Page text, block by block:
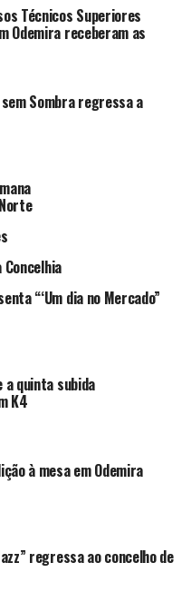
Técnicos Superiores
Odemira receberam as
Sombra regressa a
“‘Um dia no Mercado”
a quinta subida
K4
à mesa em Odemira
regressa ao concelho de